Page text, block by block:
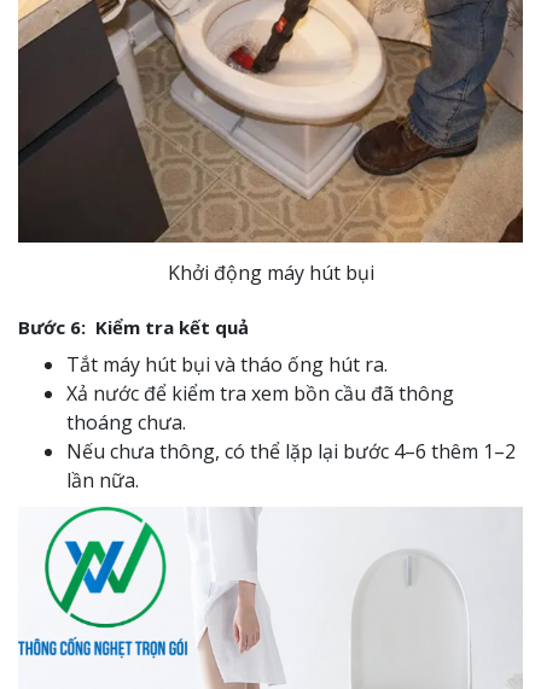
Khởi động máy hút bụi
Bước 6: Kiểm tra kết quả
Tắt máy hút bụi và tháo ống hút ra.
Xả nước để kiểm tra xem bồn cầu đã thông
thoáng chưa.
Nếu chưa thông, có thể lặp lại bước 4–6 thêm 1–2
lần nữa.